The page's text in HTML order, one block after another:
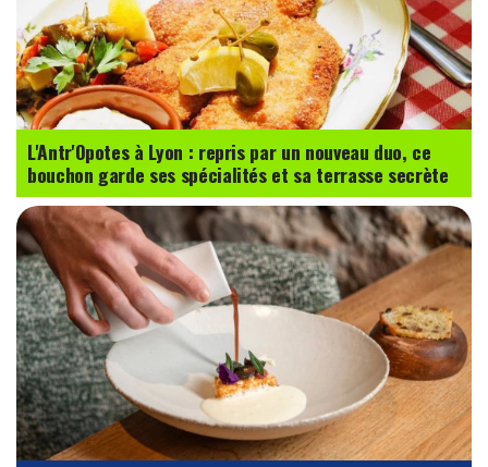
L'Antr'Opotes à Lyon : repris par un nouveau duo, ce
bouchon garde ses spécialités et sa terrasse secrète